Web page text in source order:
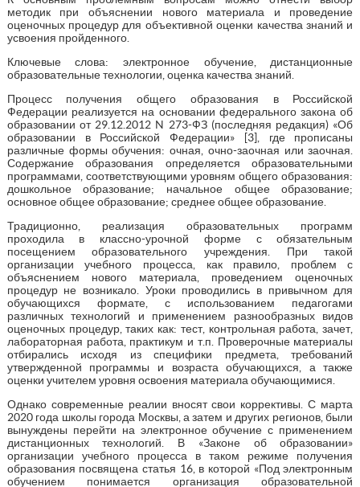
методик при объяснении нового материала и проведение
оценочных процедур для объективной оценки качества знаний и
усвоения пройденного.
Ключевые слова: электронное обучение, дистанционные
образовательные технологии, оценка качества знаний.
Процесс получения общего образования в Российской
Федерации реализуется на основании федерального закона об
образовании от 29.12.2012 N 273-ФЗ (последняя редакция) «Об
образовании в Российской Федерации» [3], где прописаны
различные формы обучения: очная, очно-заочная или заочная.
Содержание образования определяется образовательными
программами, соответствующими уровням общего образования:
дошкольное образование; начальное общее образование;
основное общее образование; среднее общее образование.
Традиционно, реализация образовательных программ
проходила в классно-урочной форме с обязательным
посещением образовательного учреждения. При такой
организации учебного процесса, как правило, проблем с
объяснением нового материала, проведением оценочных
процедур не возникало. Уроки проводились в привычном для
обучающихся формате, с использованием педагогами
различных технологий и применением разнообразных видов
оценочных процедур, таких как: тест, контрольная работа, зачет,
лабораторная работа, практикум и т.п. Проверочные материалы
отбирались исходя из специфики предмета, требований
утвержденной программы и возраста обучающихся, а также
оценки учителем уровня освоения материала обучающимися.
Однако современные реалии вносят свои коррективы. С марта
2020 года школы города Москвы, а затем и других регионов, были
вынуждены перейти на электронное обучение с применением
дистанционных технологий. В «Законе об образовании»
организации учебного процесса в таком режиме получения
образования посвящена статья 16, в которой «Под электронным
обучением понимается организация образовательной